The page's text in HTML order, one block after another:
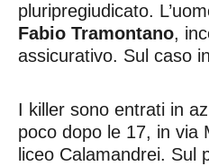
pluripregiudicato.
Fabio Tramontano,
assicurativo. Sul caso
I killer sono entrati in
poco dopo le 17, in via
liceo Calamandrei. Sul